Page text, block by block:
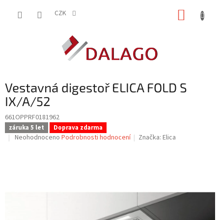
CZK
Vestavná digestoř ELICA FOLD S
IX/A/52
661OPPRF0181962
záruka 5 let Doprava zdarma
Průměrné
Neohodnoceno Podrobnosti hodnocení Značka:Elica